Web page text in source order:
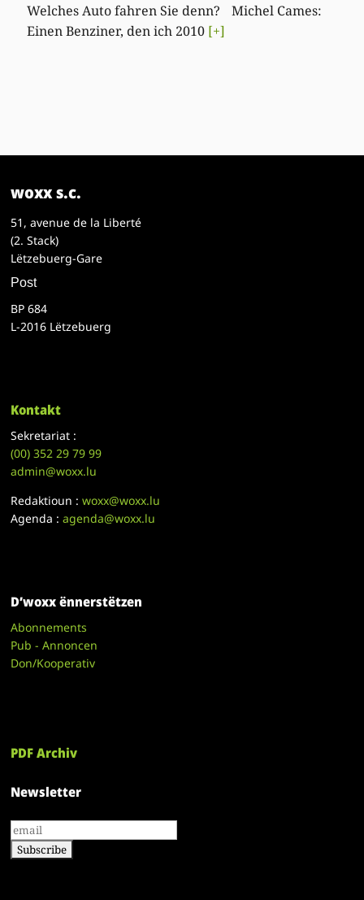
Welches Auto fahren Sie denn? Michel Cames:
Einen Benziner, den ich 2010 [+]
woxx s.c.
51, avenue de la Liberté
(2. Stack)
Lëtzebuerg-Gare
Post
BP 684
L-2016 Lëtzebuerg
Kontakt
Sekretariat :
(00)352 29 79 99
admin@woxx.lu
Redaktioun :woxx@woxx.lu
Agenda :agenda@woxx.lu
D’woxx ënnerstëtzen
Abonnements
Pub - Annoncen
Don/Kooperativ
PDF Archiv
Newsletter